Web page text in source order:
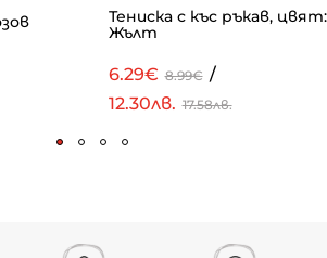
Тениска с къс ръкав, цвят:
Жълт
6.29€ 8.99€ /
12.30лв. 17.58лв.